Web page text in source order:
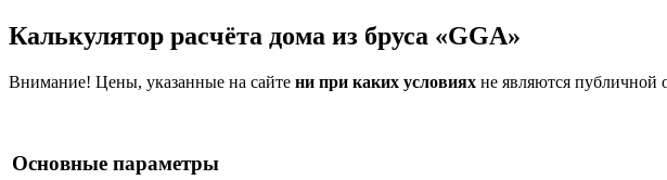
Калькулятор расчёта дома из бруса «GGA»
Внимание! Цены, указанные на сайте ни при каких условиях не являются публичной
Основные параметры